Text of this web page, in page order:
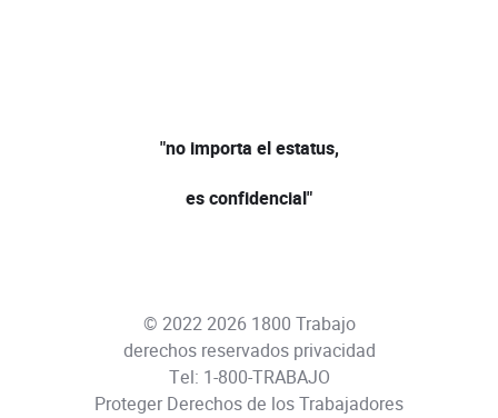
"no importa el estatus,
es confidencial"
© 2022 2026 1800 Trabajo
derechos reservados privacidad
Tel: 1-800-TRABAJO
Proteger Derechos de los Trabajadores